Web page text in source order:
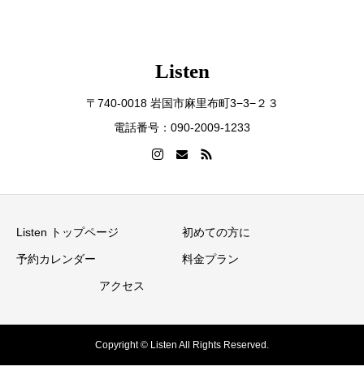
Listen
〒740-0018 岩国市麻里布町3−3−２３
電話番号：090-2009-1233
Listen トップページ 初めての方に
予約カレンダー 料金プラン
アクセス
Copyright © Listen All Rights Reserved.